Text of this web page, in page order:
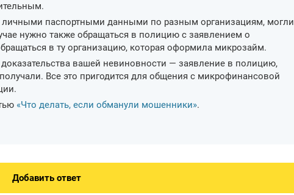
паспортными данными по разным организациям, могли
нужно также обращаться в полицию с заявлением о
в ту организацию, которая оформила микрозайм.
вашей невиновности — заявление в полицию,
Все это пригодится для общения с микрофинансовой
«Что делать, если обманули мошенники».
Добавить ответ